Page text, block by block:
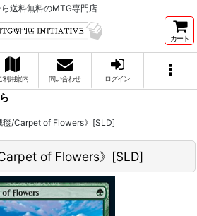
ら送料無料のMTG専門店
カート
利用案内 問い合わせ ログイン
毯/Carpet of Flowers》[SLD]
of Flowers》[SLD]